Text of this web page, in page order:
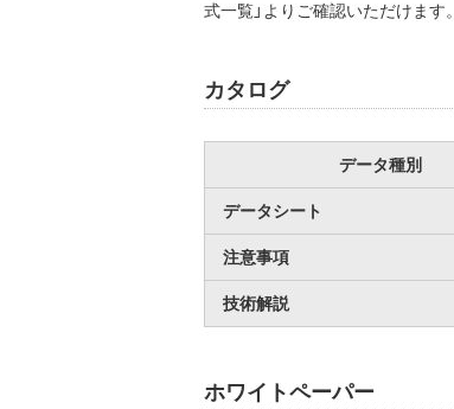
式一覧」よりご確認いただけます。
カタログ
データ種別
データシート
注意事項
技術解説
ホワイトペーパー